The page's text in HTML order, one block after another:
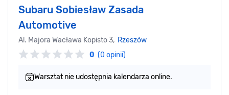
Subaru Sobiesław Zasada
Automotive
Al. Majora Wacława Kopisto 3, Rzeszów
0 (0 opinii)
Warsztat nie udostępnia kalendarza online.